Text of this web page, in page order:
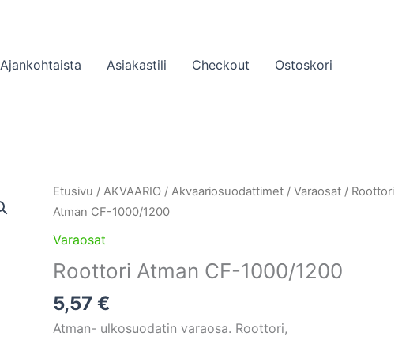
Ajankohtaista Asiakastili Checkout Ostoskori
Etusivu / AKVAARIO/ Akvaariosuodattimet/ Varaosat/ Roottori
Atman CF-1000/1200
Varaosat
Roottori Atman CF-1000/1200
5,57 €
Atman- ulkosuodatin varaosa. Roottori,